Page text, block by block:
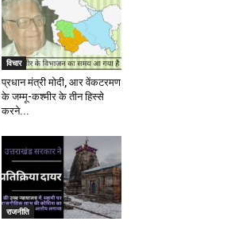
विचार
प्रधान मंत्री मोदी, आर वेंकटरमण
के जम्मू-कश्मीर के तीन हिस्से
करने...
राजनीति